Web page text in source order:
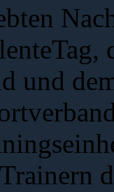
und